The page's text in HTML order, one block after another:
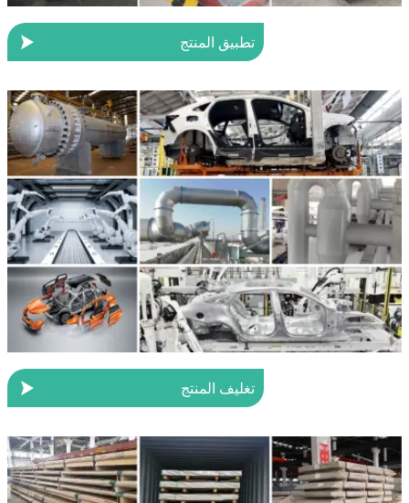
 تطبيق المنتج
 تغليف المنتج